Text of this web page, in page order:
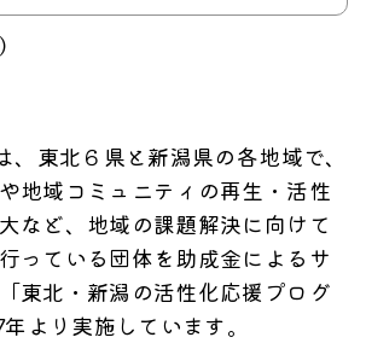
、東北６県と新潟県の各地域で、
地域コミュニティの再生・活性
など、地域の課題解決に向けて
っている団体を助成金によるサ
東北・新潟の活性化応援プログ
より実施しています。